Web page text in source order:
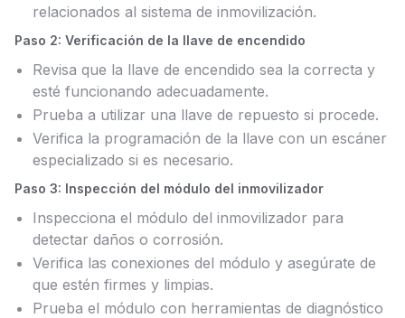
relacionados al sistema de inmovilización.
Paso 2: Verificación de la llave de encendido
Revisa que la llave de encendido sea la correcta y
esté funcionando adecuadamente.
Prueba a utilizar una llave de repuesto si procede.
Verifica la programación de la llave con un escáner
especializado si es necesario.
Paso 3: Inspección del módulo del inmovilizador
Inspecciona el módulo del inmovilizador para
detectar daños o corrosión.
Verifica las conexiones del módulo y asegúrate de
que estén firmes y limpias.
Prueba el módulo con herramientas de diagnóstico